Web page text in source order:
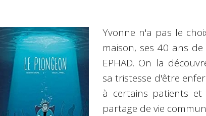
Yvonne n'a pas le
maison, ses 40 ans
EPHAD. On la
sa tristesse d'être
à certains patients
partage de vie